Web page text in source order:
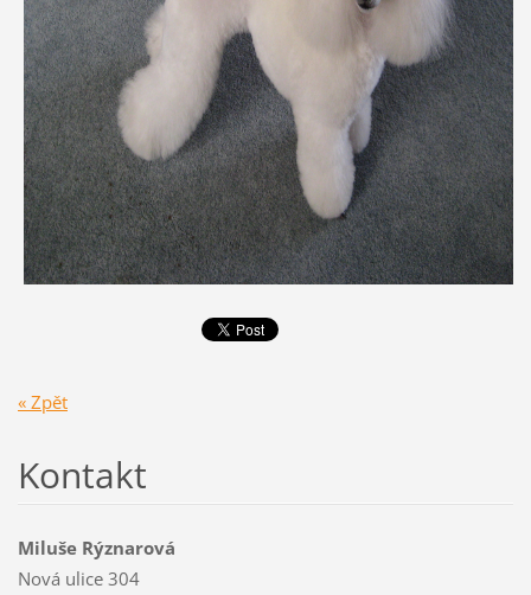
« Zpět
Kontakt
Miluše Rýznarová
Nová ulice 304